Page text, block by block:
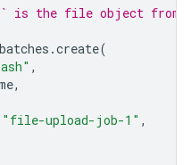
is the file object from
batches .create(
,
,
"file-upload-job-1" ,